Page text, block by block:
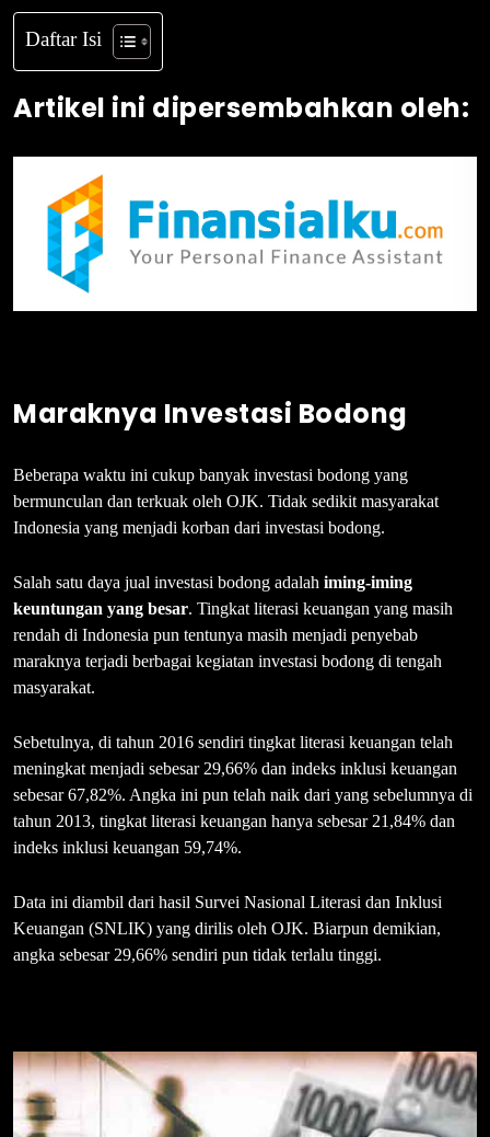
Daftar Isi
Artikel ini dipersembahkan oleh:
Maraknya Investasi Bodong
Beberapa waktu ini cukup banyak investasi bodong yang
bermunculan dan terkuak oleh OJK. Tidak sedikit masyarakat
Indonesia yang menjadi korban dari investasi bodong.
Salah satu daya jual investasi bodong adalah iming-iming
keuntungan yang besar. Tingkat literasi keuangan yang masih
rendah di Indonesia pun tentunya masih menjadi penyebab
maraknya terjadi berbagai kegiatan investasi bodong di tengah
masyarakat.
Sebetulnya, di tahun 2016 sendiri tingkat literasi keuangan telah
meningkat menjadi sebesar 29,66% dan indeks inklusi keuangan
sebesar 67,82%. Angka ini pun telah naik dari yang sebelumnya di
tahun 2013, tingkat literasi keuangan hanya sebesar 21,84% dan
indeks inklusi keuangan 59,74%.
Data ini diambil dari hasil Survei Nasional Literasi dan Inklusi
Keuangan (SNLIK) yang dirilis oleh OJK. Biarpun demikian,
angka sebesar 29,66% sendiri pun tidak terlalu tinggi.